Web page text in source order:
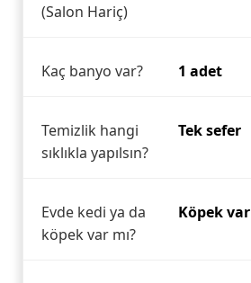
(Salon Hariç)
Kaç banyo var? 1 adet
Temizlik hangi
sıklıkla yapılsın?
Tek sefer
Evde kedi ya da
köpek var mı?
Köpek var